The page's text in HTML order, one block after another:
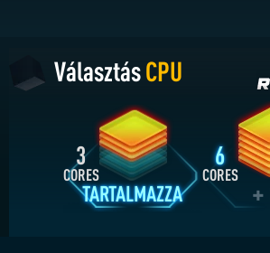
VálasztásCPU
3
CORES
TARTALMAZZA
6
CORES
+